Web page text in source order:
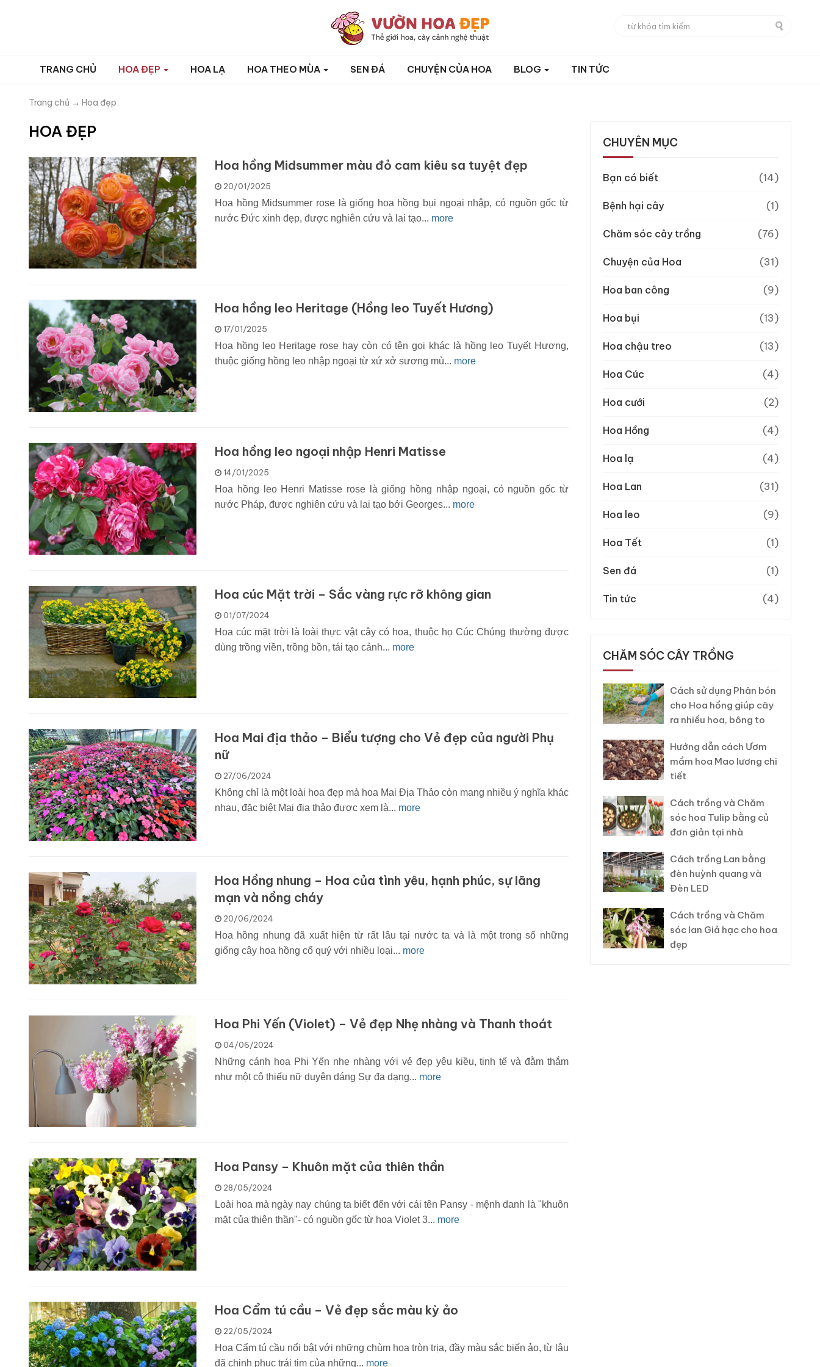
TRANG CHỦ HOA ĐẸP HOA LẠ HOA THEO MÙA SEN ĐÁ CHUYỆN CỦA HOA BLOG TIN TỨC
Trang chủ → Hoa đẹp
HOA ĐẸP
Hoa hồng Midsummer màu đỏ cam kiêu sa tuyệt đẹp
20/01/2025
Hoa hồng Midsummer rose là giống hoa hồng bụi ngoại nhập, có nguồn gốc từ
nước Đức xinh đẹp, được nghiên cứu và lai tạo... more
Hoa hồng leo Heritage (Hồng leo Tuyết Hương)
17/01/2025
Hoa hồng leo Heritage rose hay còn có tên gọi khác là hồng leo Tuyết Hương,
thuộc giống hồng leo nhập ngoại từ xứ xở sương mù... more
Hoa hồng leo ngoại nhập Henri Matisse
14/01/2025
Hoa hồng leo Henri Matisse rose là giống hồng nhập ngoại, có nguồn gốc từ
nước Pháp, được nghiên cứu và lai tạo bởi Georges... more
Hoa cúc Mặt trời – Sắc vàng rực rỡ không gian
01/07/2024
Hoa cúc mặt trời là loài thực vật cây có hoa, thuộc họ Cúc Chúng thường được
dùng trồng viền, trồng bồn, tái tạo cảnh... more
Hoa Mai địa thảo – Biểu tượng cho Vẻ đẹp của người Phụ
nữ
27/06/2024
Không chỉ là một loài hoa đẹp mà hoa Mai Địa Thảo còn mang nhiều ý nghĩa khác
nhau, đặc biệt Mai địa thảo được xem là... more
Hoa Hồng nhung – Hoa của tình yêu, hạnh phúc, sự lãng
mạn và nồng cháy
20/06/2024
Hoa hồng nhung đã xuất hiện từ rất lâu tại nước ta và là một trong số những
giống cây hoa hồng cổ quý với nhiều loại... more
Hoa Phi Yến (Violet) – Vẻ đẹp Nhẹ nhàng và Thanh thoát
04/06/2024
Những cánh hoa Phi Yến nhẹ nhàng với vẻ đẹp yêu kiều, tinh tế và đằm thắm
như một cô thiếu nữ duyên dáng Sự đa dạng... more
Hoa Pansy – Khuôn mặt của thiên thần
28/05/2024
Loài hoa mà ngày nay chúng ta biết đến với cái tên Pansy - mệnh danh là "khuôn
mặt của thiên thần"- có nguồn gốc từ hoa Violet 3... more
Hoa Cẩm tú cầu – Vẻ đẹp sắc màu kỳ ảo
22/05/2024
Hoa Cẩm tú cầu nổi bật với những chùm hoa tròn trịa, đầy màu sắc biến ảo, từ lâu
đã chinh phục trái tim của những... more
CHUYÊN MỤC
Bạn có biết (14)
Bệnh hại cây (1)
Chăm sóc cây trồng (76)
Chuyện của Hoa (31)
Hoa ban công (9)
Hoa bụi (13)
Hoa chậu treo (13)
Hoa Cúc (4)
Hoa cưới (2)
Hoa Hồng (4)
Hoa lạ (4)
Hoa Lan (31)
Hoa leo (9)
Hoa Tết (1)
Sen đá (1)
Tin tức (4)
CHĂM SÓC CÂY TRỒNG
Cách sử dụng Phân bón
cho Hoa hồng giúp cây
ra nhiều hoa, bông to
Hướng dẫn cách Ươm
mầm hoa Mao lương chi
tiết
Cách trồng và Chăm
sóc hoa Tulip bằng củ
đơn giản tại nhà
Cách trồng Lan bằng
đèn huỳnh quang và
Đèn LED
Cách trồng và Chăm
sóc lan Giả hạc cho hoa
đẹp